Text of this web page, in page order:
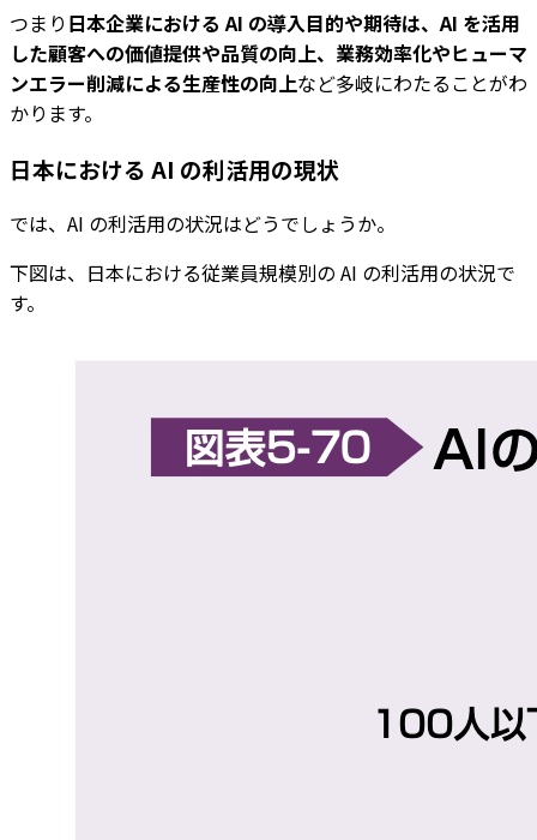
つまり 日本企業における AI の導入目的や期待は、AI を活用
した顧客への価値提供や品質の向上、業務効率化やヒューマ
ンエラー削減による生産性の向上など多岐にわたることがわ
かります。
日本における AI の利活用の現状
では、AI の利活用の状況はどうでしょうか。
下図は、日本における従業員規模別の AI の利活用の状況で
す。